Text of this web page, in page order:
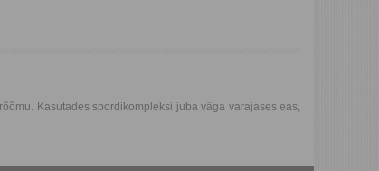
Kasutades spordikompleksi juba väga varajases eas,